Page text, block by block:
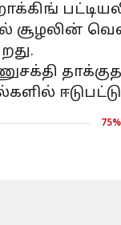
75%